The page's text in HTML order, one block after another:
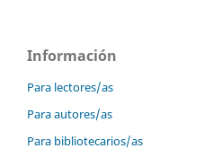
Información
Para lectores/as
Para autores/as
Para bibliotecarios/as